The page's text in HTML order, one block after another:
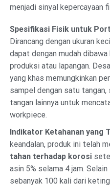
menjadi sinyal kepercayaan
Spesifikasi Fisik untuk
Dirancang dengan ukuran
dapat dengan mudah
produksi atau lapangan.
yang khas memungkinkan
sampel dengan satu
tangan lainnya untuk
workpiece.
Indikator Ketahanan yang
keandalan, produk ini telah
tahan terhadap korosi
asin 5% selama 4 jam.
sebanyak 100 kali dari